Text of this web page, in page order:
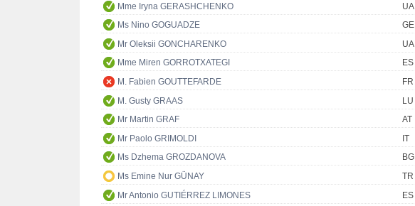
Mme Iryna GERASHCHENKO
UA
Ms Nino GOGUADZE
GE
Mr Oleksii GONCHARENKO
UA
Mme Miren GORROTXATEGI
ES
M. Fabien GOUTTEFARDE
FR
M. Gusty GRAAS
LU
Mr Martin GRAF
AT
Mr Paolo GRIMOLDI
IT
Ms Dzhema GROZDANOVA
BG
Ms Emine Nur GÜNAY
TR
Mr Antonio GUTIÉRREZ LIMONES
ES